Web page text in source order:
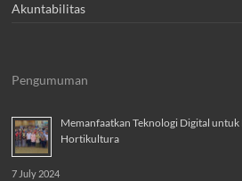
Akuntabilitas
Pengumuman
Memanfaatkan Teknologi Digital
Hortikultura
7 July 2024